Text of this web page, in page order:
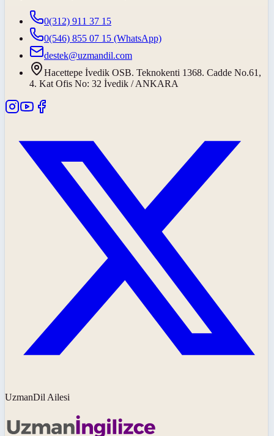
0(312) 911 37 15
0(546) 855 07 15 (WhatsApp)
destek@uzmandil.com
Hacettepe İvedik OSB. Teknokenti 1368. Cadde No.61,
4. Kat Ofis No: 32 İvedik / ANKARA
UzmanDil Ailesi